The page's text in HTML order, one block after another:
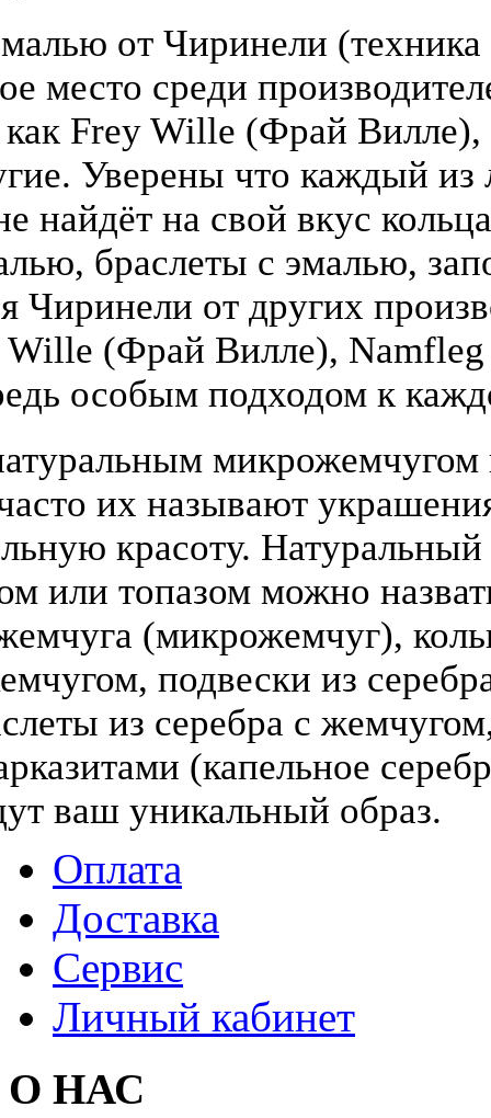
от Чиринели (техника
место среди
Frey Wille (Фрай
Уверены что каждый
найдёт на свой вкус
браслеты с эмалью,
Чиринели от других
Wille (Фрай Вилле),
особым подходом к
микрожемчугом
их называют
красоту.
или топазом можно
(микрожемчуг),
подвески из
из серебра с
(капельное
ваш уникальный образ.
Оплата
Доставка
Сервис
Личный кабинет
О НАС